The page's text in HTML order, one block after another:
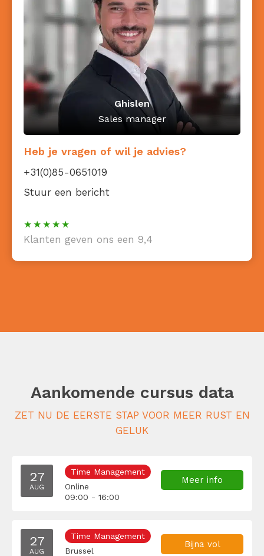
Ghislen
Sales manager
Heb je vragen of wil je advies?
+31(0)85-0651019
Stuur een bericht
Klanten geven ons een 9,4
Aankomende cursus data
ZET NU DE EERSTE STAP VOOR MEER RUST EN
GELUK
27
AUG
Time Management
Online
09:00 - 16:00
Meer info
27
AUG
Time Management
Brussel
Bijna vol